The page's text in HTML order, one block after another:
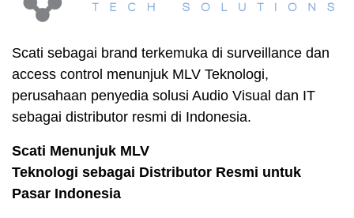
Scati sebagai brand terkemuka di surveillance dan
access control menunjuk MLV Teknologi,
perusahaan penyedia solusi Audio Visual dan IT
sebagai distributor resmi di Indonesia.
Scati Menunjuk MLV
Teknologi sebagai Distributor Resmi untuk
Pasar Indonesia